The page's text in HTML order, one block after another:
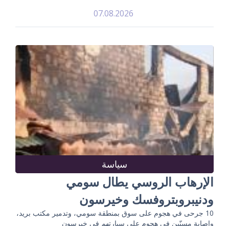
07.08.2026
سياسة
الإرهاب الروسي يطال سومي
ودنيبروبتروفسك وخيرسون
10 جرحى في هجوم على سوق بمنطقة سومي، وتدمير مكتب بريد،
وإصابة مسنّين في هجوم على سيارتهم في خيرسون